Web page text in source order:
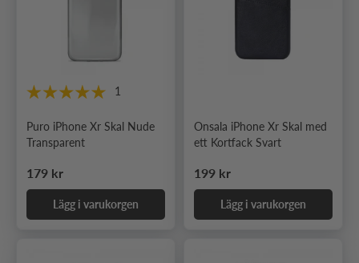
1
Puro iPhone Xr Skal Nude
Transparent
Ordinarie pris
179 kr
Lägg i varukorgen
Onsala iPhone Xr Skal med
ett Kortfack Svart
Ordinarie pris
199 kr
Lägg i varukorgen